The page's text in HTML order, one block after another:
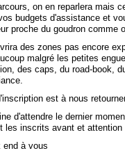
on en reparlera mais
budgets d'assistance et
proche du goudron comme
des zones pas encore
malgré les petites
des caps, du road-book,
est à nous
d'attendre le dernier
les inscrits avant et attention
end à vous